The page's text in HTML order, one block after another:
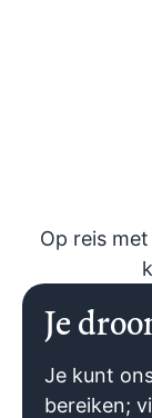
Op reis
Je
Je kunt
bereiken;